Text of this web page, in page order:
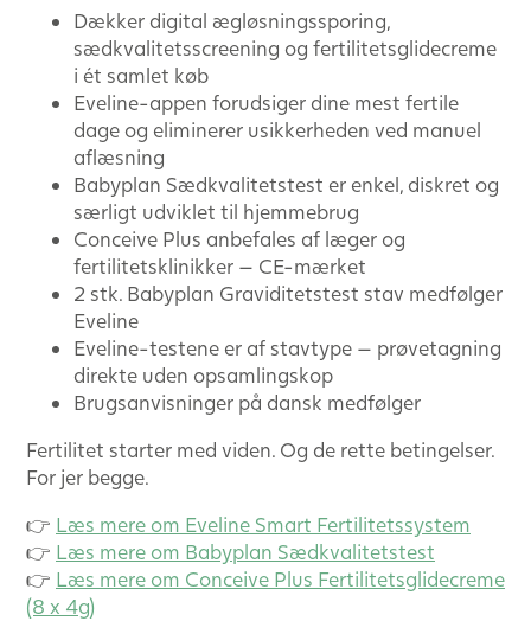
Dækker digital ægløsningssporing,
sædkvalitetsscreening og fertilitetsglidecreme
i ét samlet køb
Eveline-appen forudsiger dine mest fertile
dage og eliminerer usikkerheden ved manuel
aflæsning
Babyplan Sædkvalitetstest er enkel, diskret og
særligt udviklet til hjemmebrug
Conceive Plus anbefales af læger og
fertilitetsklinikker — CE-mærket
2 stk. Babyplan Graviditetstest stav medfølger
Eveline
Eveline-testene er af stavtype — prøvetagning
direkte uden opsamlingskop
Brugsanvisninger på dansk medfølger
Fertilitet starter med viden. Og de rette betingelser.
For jer begge.
👉 Læs mere om Eveline Smart Fertilitetssystem
👉 Læs mere om Babyplan Sædkvalitetstest
👉 Læs mere om Conceive Plus Fertilitetsglidecreme
(8 x 4g)